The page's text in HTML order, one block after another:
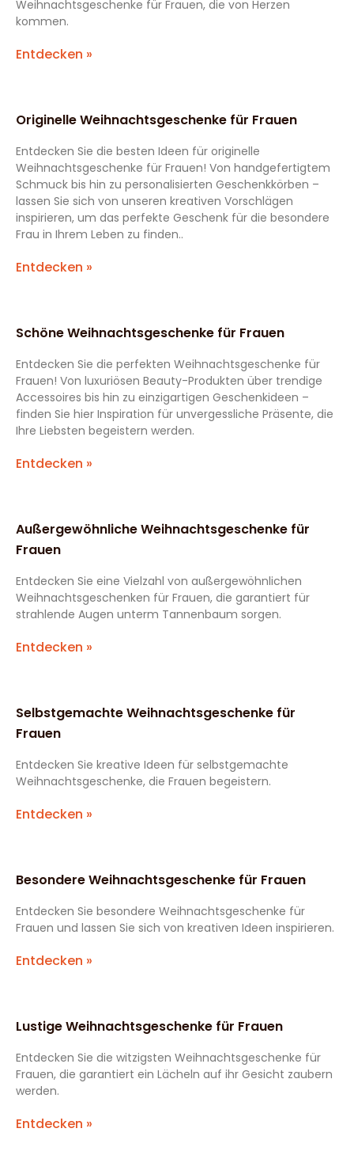
Weihnachtsgeschenke für Frauen, die von Herzen
kommen.
Entdecken »
Originelle Weihnachtsgeschenke für Frauen
Entdecken Sie die besten Ideen für originelle
Weihnachtsgeschenke für Frauen! Von handgefertigtem
Schmuck bis hin zu personalisierten Geschenkkörben –
lassen Sie sich von unseren kreativen Vorschlägen
inspirieren, um das perfekte Geschenk für die besondere
Frau in Ihrem Leben zu finden..
Entdecken »
Schöne Weihnachtsgeschenke für Frauen
Entdecken Sie die perfekten Weihnachtsgeschenke für
Frauen! Von luxuriösen Beauty-Produkten über trendige
Accessoires bis hin zu einzigartigen Geschenkideen –
finden Sie hier Inspiration für unvergessliche Präsente, die
Ihre Liebsten begeistern werden.
Entdecken »
Außergewöhnliche Weihnachtsgeschenke für
Frauen
Entdecken Sie eine Vielzahl von außergewöhnlichen
Weihnachtsgeschenken für Frauen, die garantiert für
strahlende Augen unterm Tannenbaum sorgen.
Entdecken »
Selbstgemachte Weihnachtsgeschenke für
Frauen
Entdecken Sie kreative Ideen für selbstgemachte
Weihnachtsgeschenke, die Frauen begeistern.
Entdecken »
Besondere Weihnachtsgeschenke für Frauen
Entdecken Sie besondere Weihnachtsgeschenke für
Frauen und lassen Sie sich von kreativen Ideen inspirieren.
Entdecken »
Lustige Weihnachtsgeschenke für Frauen
Entdecken Sie die witzigsten Weihnachtsgeschenke für
Frauen, die garantiert ein Lächeln auf ihr Gesicht zaubern
werden.
Entdecken »